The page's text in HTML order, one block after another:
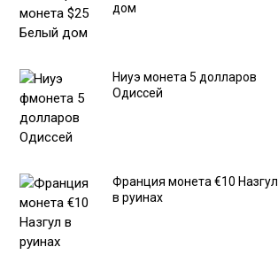
дом
Ниуэ монета 5 долларов
Одиссей
Франция монета €10 Назгул
в руинах